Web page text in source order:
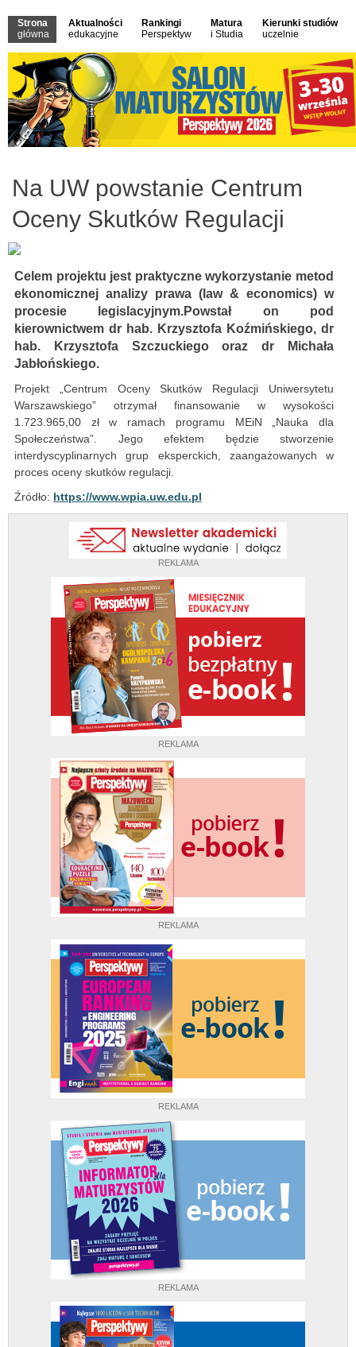
Strona
główna
Aktualności
edukacyjne
Rankingi
Perspektyw
Matura
i Studia
Kierunki studiów
uczelnie
REKLAMA
REKLAMA
REKLAMA
REKLAMA
REKLAMA
Na UW powstanie Centrum
Oceny Skutków Regulacji
Celem projektu jest praktyczne wykorzystanie metod
ekonomicznej analizy prawa (law & economics) w
procesie legislacyjnym.Powstał on pod
kierownictwem dr hab. Krzysztofa Koźmińskiego, dr
hab. Krzysztofa Szczuckiego oraz dr Michała
Jabłońskiego.
Projekt „Centrum Oceny Skutków Regulacji Uniwersytetu
Warszawskiego” otrzymał finansowanie w wysokości
1.723.965,00 zł w ramach programu MEiN „Nauka dla
Społeczeństwa”. Jego efektem będzie stworzenie
interdyscyplinarnych grup eksperckich, zaangażowanych w
proces oceny skutków regulacji.
Źródło: https://www.wpia.uw.edu.pl